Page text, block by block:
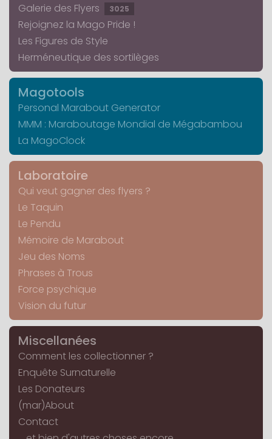
Galerie des Flyers
3025
Rejoignez la Mago Pride !
Les Figures de Style
Herméneutique des sortilèges
Magotools
Personal Marabout Generator
MMM : Maraboutage Mondial de Mégabambou
La MagoClock
Laboratoire
Qui veut gagner des flyers ?
Le Taquin
Le Pendu
Mémoire de Marabout
Jeu des Noms
Phrases à Trous
Force psychique
Vision du futur
Miscellanées
Comment les collectionner ?
Enquête Surnaturelle
Les Donateurs
(mar)About
Contact